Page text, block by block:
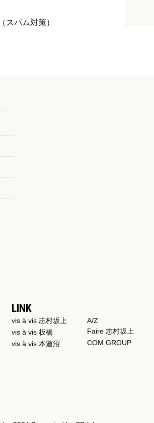
スパム対策）
LINK
vis à vis 志村坂上
vis à vis 板橋
vis à vis 本蓮沼
A/Z
Faire 志村坂上
COM GROUP